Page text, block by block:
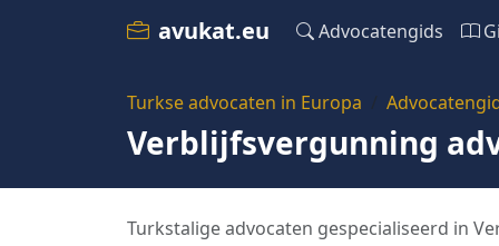
avukat.eu Advocatengids
Turkse advocaten in Europa
Verblijfsvergunning
Turkstalige advocaten gespecialiseerd in